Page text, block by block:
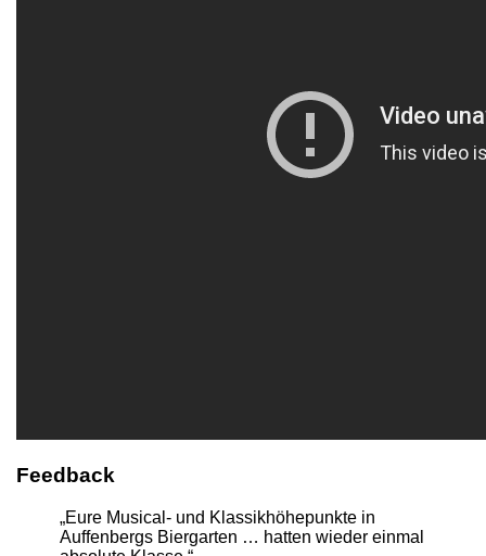
Feedback
„Eure Musical- und Klassikhöhepunkte in
Auffenbergs Biergarten … hatten wieder einmal